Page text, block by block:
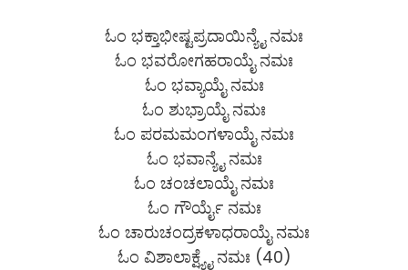
ಓಂ ಭಕ್ತಾಭೀಷ್ಟಪ್ರದಾಯಿನ್ಯೈ ನಮಃ
ಓಂ ಭವರೋಗಹರಾಯೈ ನಮಃ
ಓಂ ಭವ್ಯಾಯೈ ನಮಃ
ಓಂ ಶುಭ್ರಾಯೈ ನಮಃ
ಓಂ ಪರಮಮಂಗಳಾಯೈ ನಮಃ
ಓಂ ಭವಾನ್ಯೈ ನಮಃ
ಓಂ ಚಂಚಲಾಯೈ ನಮಃ
ಓಂ ಗೌರ್ಯೈ ನಮಃ
ಓಂ ಚಾರುಚಂದ್ರಕಳಾಧರಾಯೈ ನಮಃ
ಓಂ ವಿಶಾಲಾಕ್ಷ್ಯೈ ನಮಃ (40)